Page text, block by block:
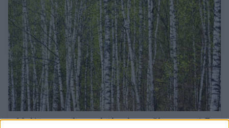
Molėtų r. vagims pristigo lapuočių: pavogė 7